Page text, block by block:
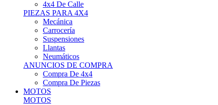
Mecánica
Carrocería
Suspensiones
Llantas
Neumáticos
ANUNCIOS DE COMPRA
Compra De 4x4
Compra De Piezas
MOTOS
MOTOS
Motos De Circuito